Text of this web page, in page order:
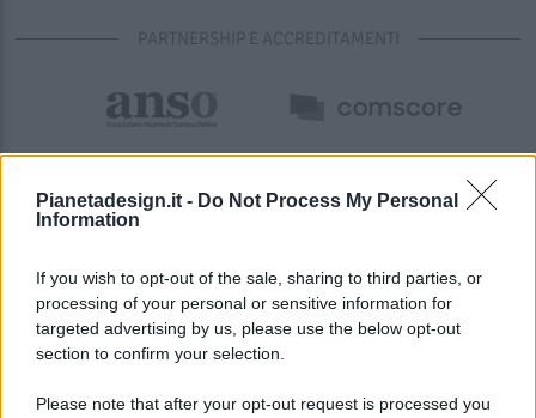
Pianetadesign.it - Do Not Process My Personal
Information
If you wish to opt-out of the sale, sharing to third parties, or
processing of your personal or sensitive information for
targeted advertising by us, please use the below opt-out
section to confirm your selection.
Please note that after your opt-out request is processed you
PARTNERSHIP E ACCREDITAMENTI
© 2026 - Pianeta Design - P.IVA 04827280654 - Testata
Registrata Al Tribunale Di Nocera Inferiore N. 8/2020 - RG N.
ISCRIZIONE AL ROC N. 35792 – ISCRITTA ALL’ANSO